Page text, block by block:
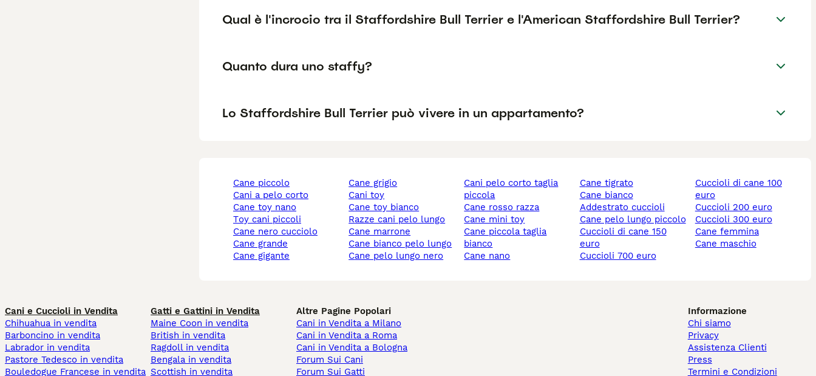
Qual è l'incrocio tra il Staffordshire Bull Terrier e l'American Staffordshire Bull Terrier?
Quanto dura uno staffy?
Lo Staffordshire Bull Terrier può vivere in un appartamento?
cane piccolo
cani a pelo corto
cane toy nano
toy cani piccoli
cane nero cucciolo
cane grande
cane gigante
cane grigio
cani toy
cane toy bianco
razze cani pelo lungo
cane marrone
cane bianco pelo lungo
cane pelo lungo nero
cani pelo corto taglia
piccola
cane rosso razza
cane mini toy
cane piccola taglia
bianco
cane nano
cane tigrato
cane bianco
addestrato cuccioli
cane pelo lungo piccolo
cuccioli di cane 150
euro
cuccioli 700 euro
cuccioli di cane 100
euro
cuccioli 200 euro
cuccioli 300 euro
cane femmina
cane maschio
Cani e Cuccioli in Vendita
Chihuahua in vendita
Barboncino in vendita
Labrador in vendita
Pastore Tedesco in vendita
Bouledogue Francese in vendita
Gatti e Gattini in Vendita
Maine Coon in vendita
British in vendita
Ragdoll in vendita
Bengala in vendita
Scottish in vendita
Altre Pagine Popolari
Cani in Vendita a Milano
Cani in Vendita a Roma
Cani in Vendita a Bologna
Forum Sui Cani
Forum Sui Gatti
Informazione
Chi siamo
Privacy
Assistenza Clienti
Press
Termini e Condizioni